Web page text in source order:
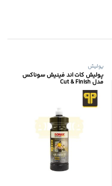
پولیش
پولیش کات اند فینیش سوناکس
مدل Cut & Finish